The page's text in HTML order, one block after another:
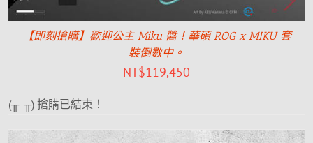
【即刻搶購】歡迎公主 Miku 醬！華碩 ROG x MIKU 套
裝倒數中。
NT$119,450
(╥_╥) 搶購已結束！